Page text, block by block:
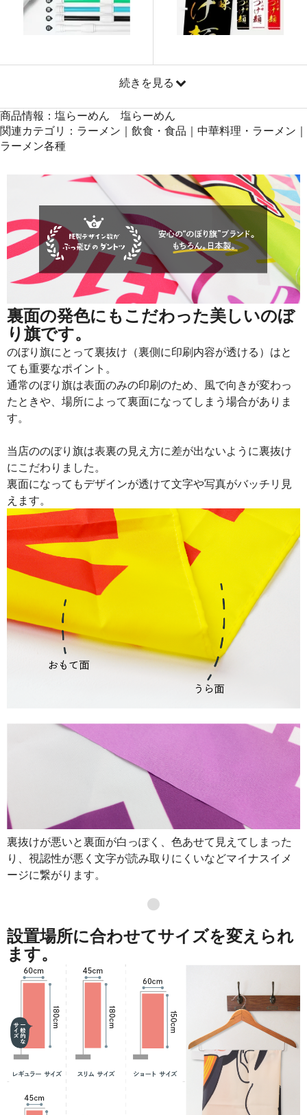
48 871 41808
50 868
43400
続きを見る
商品情報：塩らーめん 塩らーめん
関連カテゴリ：ラーメン｜飲食・食品｜中華料理・ラーメン｜
ラーメン各種
裏面の発色にもこだわった美しいのぼ
り旗です。
のぼり旗にとって裏抜け（裏側に印刷内容が透ける）はと
ても重要なポイント。
通常のぼり旗は表面のみの印刷のため、風で向きが変わっ
たときや、場所によって裏面になってしまう場合がありま
す。
当店ののぼり旗は表裏の見え方に差が出ないように裏抜け
にこだわりました。
裏面になってもデザインが透けて文字や写真がバッチリ見
えます。
裏抜けが悪いと裏面が白っぽく、色あせて見えてしまった
り、視認性が悪く文字が読み取りにくいなどマイナスイメ
ージに繋がります。
●
設置場所に合わせてサイズを変えられ
ます。